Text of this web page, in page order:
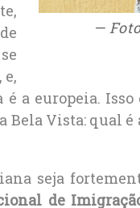
—
é a europeia.
Bela Vista: qual
seja
de